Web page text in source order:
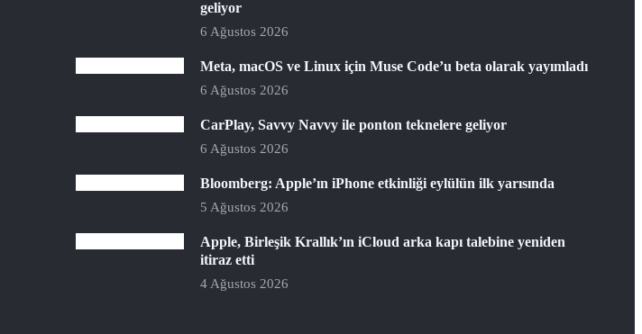
geliyor
6 Ağustos 2026
Meta, macOS ve Linux için Muse Code’u beta olarak yayımladı
6 Ağustos 2026
CarPlay, Savvy Navvy ile ponton teknelere geliyor
6 Ağustos 2026
Bloomberg: Apple’ın iPhone etkinliği eylülün ilk yarısında
5 Ağustos 2026
Apple, Birleşik Krallık’ın iCloud arka kapı talebine yeniden
itiraz etti
4 Ağustos 2026